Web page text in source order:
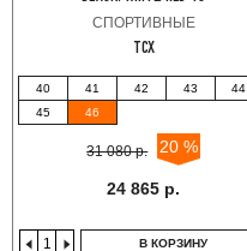
СПОРТИВНЫЕ
TCX
40 41 42 43
44
45
46
31 080 р. 20 %
24 865 р.
В КОРЗИНУ